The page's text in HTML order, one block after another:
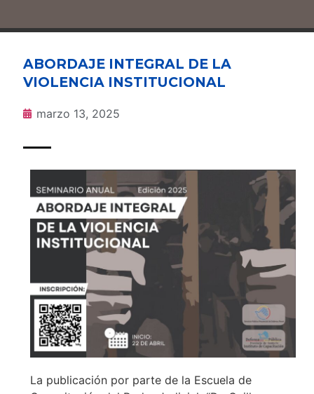
ABORDAJE INTEGRAL DE LA
VIOLENCIA INSTITUCIONAL
marzo 13, 2025
La publicación por parte de la Escuela de